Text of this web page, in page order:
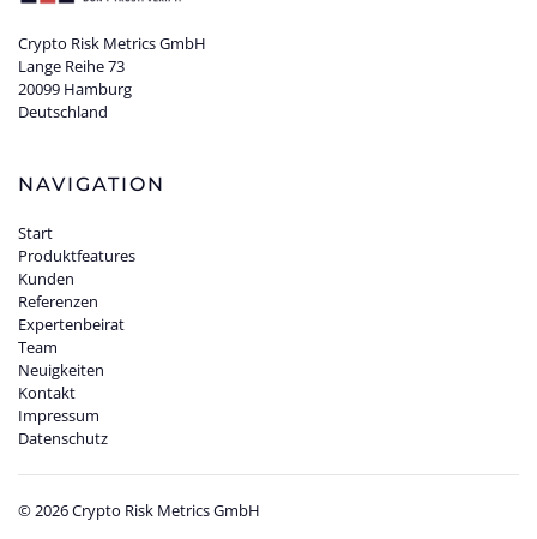
Crypto Risk Metrics GmbH
Lange Reihe 73
20099 Hamburg
Deutschland
NAVIGATION
Start
Produktfeatures
Kunden
Referenzen
Expertenbeirat
Team
Neuigkeiten
Kontakt
Impressum
Datenschutz
©2026Crypto Risk Metrics GmbH